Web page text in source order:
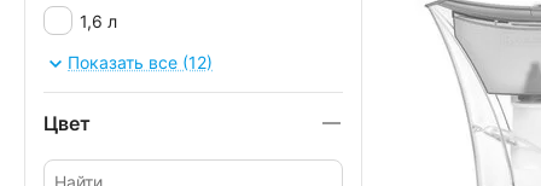
1,6 л
1,8 л
2,0 л
Показать все (12)
Цвет